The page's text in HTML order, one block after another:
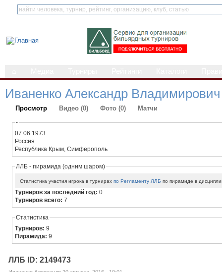
Иваненко Александр Владимирович
Просмотр Видео (0) Фото (0) Матчи
-
07.06.1973
Россия
Республика Крым, Симферополь
ЛЛБ - пирамида (одним шаром)
Статистика участия игрока в турнирахпо Регламенту ЛЛБ по пирамиде в
Турниров за последний год:0
Турниров всего:7
Статистика
Турниров:9
Пирамида:9
ЛЛБ ID: 2149473